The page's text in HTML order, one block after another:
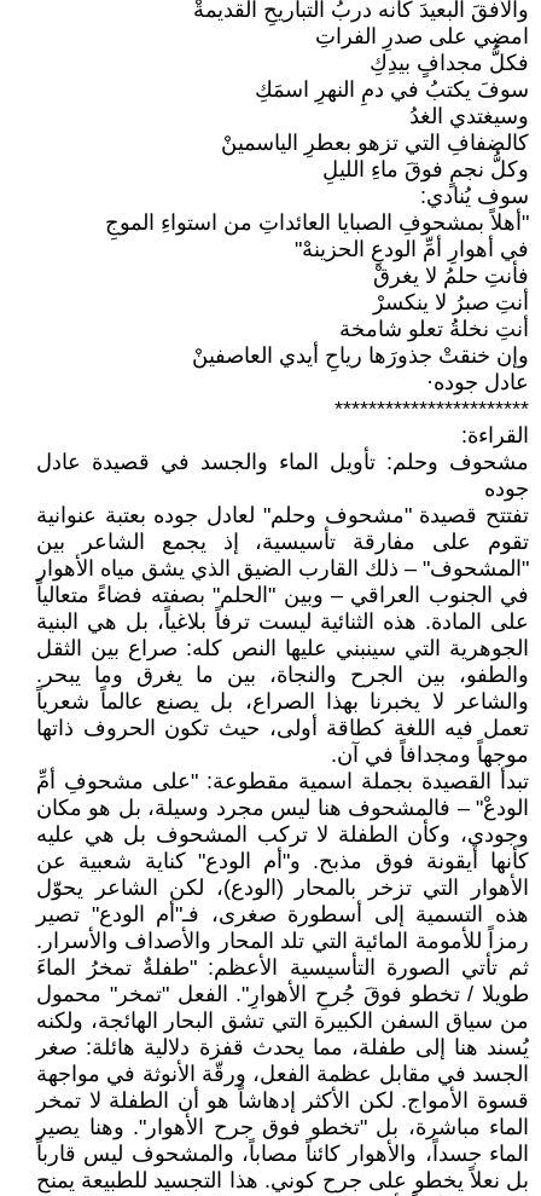
والأفقَ البعيدَ كأنه دربُ التباريحِ القديمةْ
امضِي على صدرِ الفراتِ
فكلُّ مجدافٍ بيدِكِ
سوفَ يكتبُ في دمِ النهرِ اسمَكِ
وسيغتدي الغدُ
كالضفافِ التي تزهو بعطرِ الياسمينْ
وكلُّ نجمٍ فوقَ ماءِ الليلِ
سوف يُنادي:
"أهلاً بمشحوفِ الصبايا العائداتِ من استواءِ الموجِ
في أهوارِ أمِّ الودعِ الحزينهْ"
فأنتِ حلمُ لا يغرقْ
أنتِ صبرُ لا ينكسرْ
أنتِ نخلةُ تعلو شامخة
وإن خنقتْ جذورَها رياحِ أيدي العاصفينْ
عادل جوده·
***********************
القراءة:
مشحوف وحلم: تأويل الماء والجسد في قصيدة عادل
جوده
تفتتح قصيدة "مشحوف وحلم" لعادل جوده بعتبة عنوانية
تقوم على مفارقة تأسيسية، إذ يجمع الشاعر بين
"المشحوف" – ذلك القارب الضيق الذي يشق مياه الأهوار
في الجنوب العراقي – وبين "الحلم" بصفته فضاءً متعالياً
على المادة. هذه الثنائية ليست ترفاً بلاغياً، بل هي البنية
الجوهرية التي سينبني عليها النص كله: صراع بين الثقل
والطفو، بين الجرح والنجاة، بين ما يغرق وما يبحر.
والشاعر لا يخبرنا بهذا الصراع، بل يصنع عالماً شعرياً
تعمل فيه اللغة كطاقة أولى، حيث تكون الحروف ذاتها
موجهاً ومجدافاً في آن.
تبدأ القصيدة بجملة اسمية مقطوعة: "على مشحوفِ أمِّ
الودعْ" – فالمشحوف هنا ليس مجرد وسيلة، بل هو مكان
وجودي، وكأن الطفلة لا تركب المشحوف بل هي عليه
كأنها أيقونة فوق مذبح. و"أم الودع" كناية شعبية عن
الأهوار التي تزخر بالمحار (الودع)، لكن الشاعر يحوّل
هذه التسمية إلى أسطورة صغرى، فـ"أم الودع" تصير
رمزاً للأمومة المائية التي تلد المحار والأصداف والأسرار.
ثم تأتي الصورة التأسيسية الأعظم: "طفلةٌ تمخرُ الماءَ
طويلا / تخطو فوقَ جُرحِ الأهوارِ". الفعل "تمخر" محمول
من سياق السفن الكبيرة التي تشق البحار الهائجة، ولكنه
يُسند هنا إلى طفلة، مما يحدث قفزة دلالية هائلة: صغر
الجسد في مقابل عظمة الفعل، ورقّة الأنوثة في مواجهة
قسوة الأمواج. لكن الأكثر إدهاشاً هو أن الطفلة لا تمخر
الماء مباشرة، بل "تخطو فوق جرح الأهوار". وهنا يصير
الماء جسداً، والأهوار كائناً مصاباً، والمشحوف ليس قارباً
بل نعلاً يخطو على جرح كوني. هذا التجسيد للطبيعة يمنح